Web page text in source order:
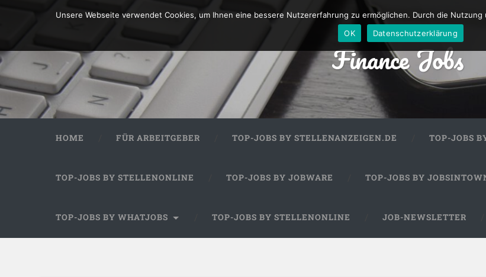
Finance Jobs
HOME FÜR ARBEITGEBER TOP-JOBS BY STELLENANZEIGEN.DE TOP-JOBS
TOP-JOBS BY STELLENONLINE TOP-JOBS BY JOBWARE TOP-JOBS BY
TOP-JOBS BY WHATJOBS TOP-JOBS BY STELLENONLINE JOB-NEWSLETTER
Unsere Webseite verwendet Cookies, um Ihnen eine bessere Nutzererfahrung zu ermöglichen. Durch die
OK
Datenschutzerklärung